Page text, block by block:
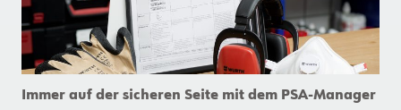
Verteilen
Immer auf der sicheren Seite mit dem PSA-Manager